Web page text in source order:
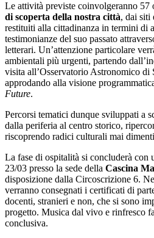
Le attività previste coinvolgeranno 57
di scoperta della nostra città, dai siti
restituiti alla cittadinanza in termini di
testimonianze del suo passato
letterari. Un’attenzione particolare
ambientali più urgenti, partendo
visita all’Osservatorio Astronomico di
approdando alla visione
Future.
Percorsi tematici dunque sviluppati a
dalla periferia al centro storico,
riscoprendo radici culturali mai
La fase di ospitalità si concluderà con
23/03 presso la sede della Cascina
disposizione dalla Circoscrizione 6.
verranno consegnati i certificati di
docenti, stranieri e non, che si sono
progetto. Musica dal vivo e rinfresco
conclusiva.